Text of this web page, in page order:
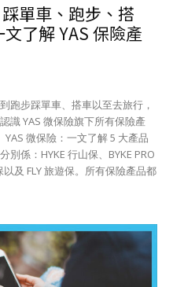
踩單車、跑步、搭
了解 YAS 保險產
跑步踩單車、搭車以至去旅行，
識 YAS 微保險旗下所有保險產
微保險：一文了解 5 大產品
別係：HYKE 行山保、BYKE PRO
及 FLY 旅遊保。所有保險產品都